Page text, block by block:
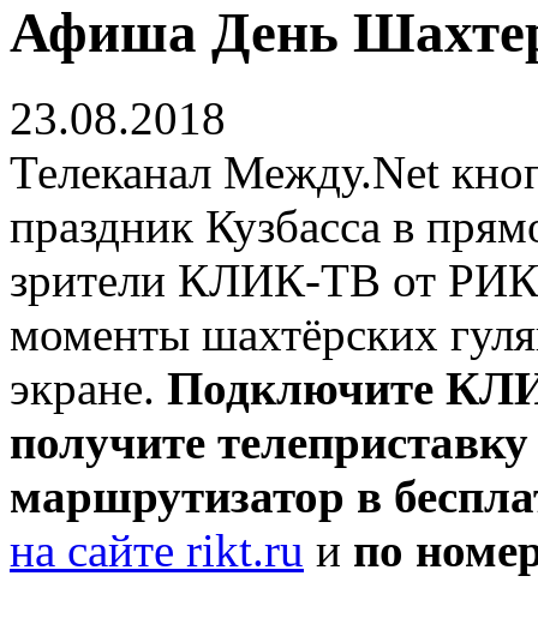
Афиша День
23.08.2018
Телеканал Между.Net
праздник Кузбасса в
зрители КЛИК-ТВ от
моменты шахтёрских
экране. Подключите
получите
маршрутизатор в
на сайте rikt.ru и по